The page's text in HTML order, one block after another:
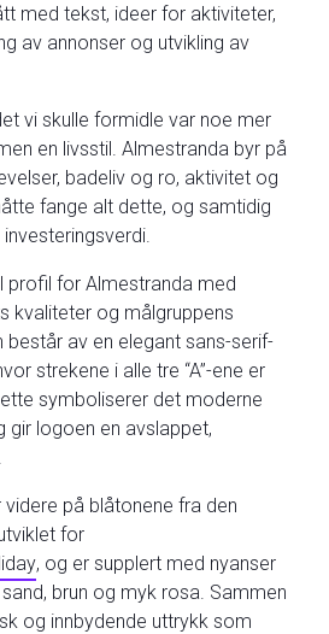
med tekst, ideer for aktiviteter,
av annonser og utvikling av
vi skulle formidle var noe mer
en livsstil. Almestranda byr på
badeliv og ro, aktivitet og
fange alt dette, og samtidig
profil for Almestranda med
kvaliteter og målgruppens
består av en elegant sans-serif-
strekene i alle tre “A”-ene er
symboliserer det moderne
logoen en avslappet,
på blåtonene fra den
for
, og er supplert med nyanser
brun og myk rosa. Sammen
og innbydende uttrykk som